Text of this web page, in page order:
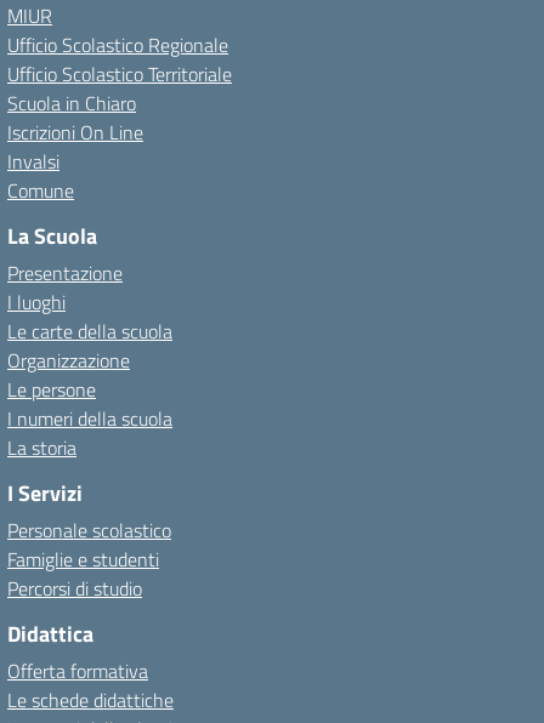
MIUR
Ufficio Scolastico Regionale
Ufficio Scolastico Territoriale
Scuola in Chiaro
Iscrizioni On Line
Invalsi
Comune
La Scuola
Presentazione
I luoghi
Le carte della scuola
Organizzazione
Le persone
I numeri della scuola
La storia
I Servizi
Personale scolastico
Famiglie e studenti
Percorsi di studio
Didattica
Offerta formativa
Le schede didattiche